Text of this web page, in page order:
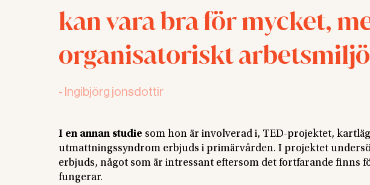
kan vara bra för mycket,
organisatoriskt
- Ingibjörg jonsdottir
I en annan studie som hon är involverad i, TED-projektet,
utmattningssyndrom erbjuds i primärvården. I projektet
erbjuds, något som är intressant eftersom det fortfarande finns
fungerar.